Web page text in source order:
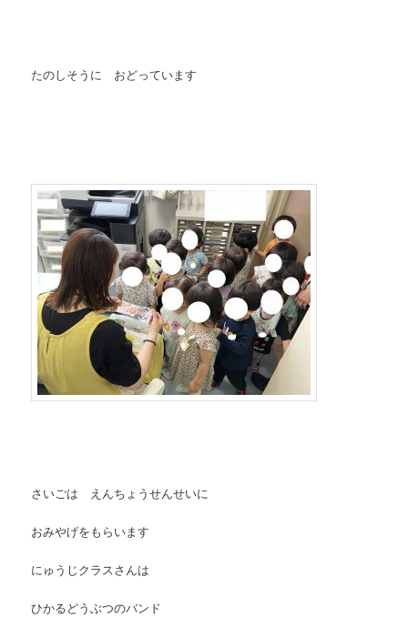
たのしそうに おどっています
さいごは えんちょうせんせいに
おみやげをもらいます
にゅうじクラスさんは
ひかるどうぶつのバンド